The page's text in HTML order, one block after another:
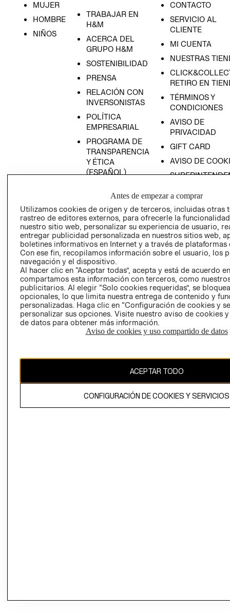
MUJER
HOMBRE
NIÑOS
TRABAJAR EN
H&M
ACERCA DEL
GRUPO H&M
SOSTENIBILIDAD
PRENSA
RELACIÓN CON
INVERSONISTAS
POLÍTICA
EMPRESARIAL
PROGRAMA DE
TRANSPARENCIA
Y ÉTICA
(ESPAÑOL)
TRANSPARENCIA
Y ÉTICA (INGLÉS)
CONTACTO
SERVICIO AL
CLIENTE
MI CUENTA
NUESTRAS
RETIRO EN
TÉRMINOS Y
CONDICIONES
AVISO DE
PRIVACIDAD
GIFT CARD
AVISO DE
COMERCIO - SIC
PETICIONES
QUEJAS Y
RECLAMOS
Colombia ($)
CAMBIAR REGIÓN
propiedad de H&M Hennes & Mauritz AB.
Antes de empezar a comprar
Utilizamos cookies de origen y de terceros, incluidas otras
rastreo de editores externos, para ofrecerle la
nuestro sitio web, personalizar su experiencia de usuario,
entregar publicidad personalizada en nuestros sitios web,
boletines informativos en Internet y a través de plataformas
Con ese fin, recopilamos información sobre el usuario, los
navegación y el dispositivo.
Al hacer clic en “Aceptar todas”, acepta y está de acuerdo
compartamos esta información con terceros, como
publicitarios. Al elegir “Solo cookies requeridas”, se
opcionales, lo que limita nuestra entrega de contenido y
personalizadas. Haga clic en “Configuración de cookies y
personalizar sus opciones. Visite nuestro aviso de cookies
de datos para obtener más información.
Aviso de cookies y uso compartido de datos
ACEPTAR TODO
CONFIGURACIÓN DE COOKIES Y SERVICIOS